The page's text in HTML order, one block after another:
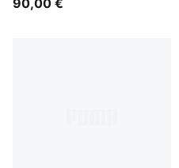
90,00 €